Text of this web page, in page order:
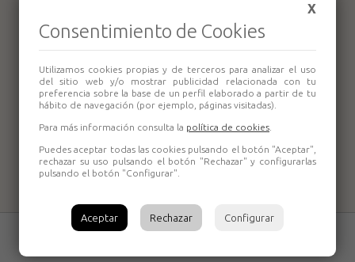
Blister Taco NYM
8x50 (10) Desa
Blister Taco NYM
10x60 (6) Desa
X
Consentimiento de Cookies
Utilizamos cookies propias y de terceros para analizar el uso
del sitio web y/o mostrar publicidad relacionada con tu
preferencia sobre la base de un perfil elaborado a partir de tu
hábito de navegación (por ejemplo, páginas visitadas).
Para más información consulta la política de cookies
Puedes aceptar todas las cookies pulsando el botón "Aceptar",
rechazar su uso pulsando el botón "Rechazar" y configurarlas
pulsando el botón "Configurar".
Aceptar Rechazar Configurar